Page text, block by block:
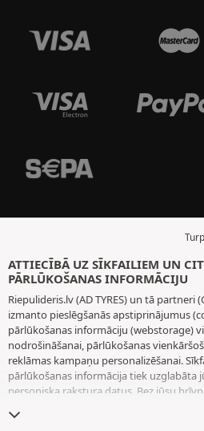
ATTIECĪBĀ UZ SĪKFAILIEM UN
PĀRLŪKOŠANAS INFORMĀCIJU
Riepulideris.lv (AD TYRES) un tā partneri
izmanto pieslēgšanās apstiprinājumus
pārlūkošanas informāciju (webstorage)
nodrošināšanai, pārlūkošanas
reklāmas kampaņu personalizēšanai.
pārlūkošanas informācija tiek uzglabāta
personiska rakstura datus. Bez jūsu
pārlūkošanas informāciju, izņemot to,